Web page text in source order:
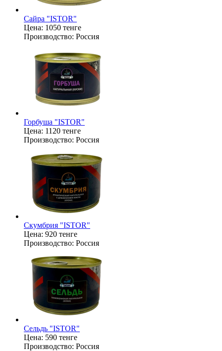
Сайра "ISTOR"
Цена: 1050 тенге
Производство: Россия
Горбуша "ISTOR"
Цена: 1120 тенге
Производство: Россия
Скумбрия "ISTOR"
Цена: 920 тенге
Производство: Россия
Сельдь "ISTOR"
Цена: 590 тенге
Производство: Россия